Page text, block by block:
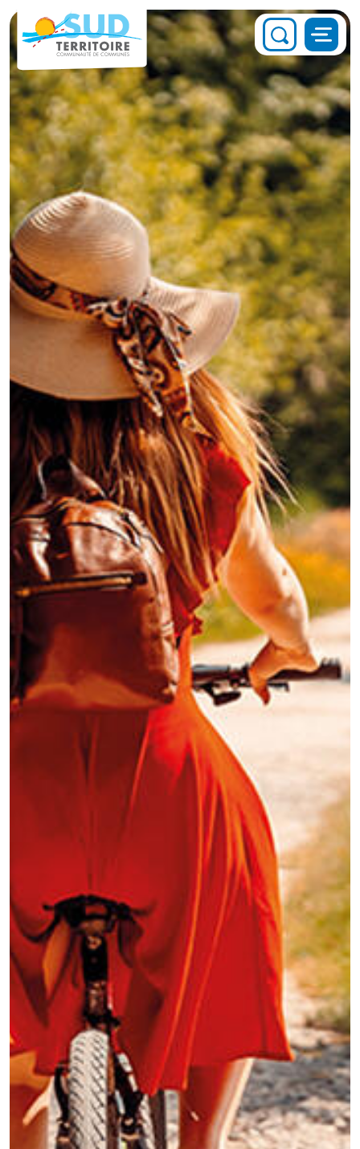
Panneau de gestion des cookies